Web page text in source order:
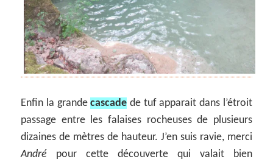
Enfin la grandecascade de tuf apparait dans l’étroit
passage entre les falaises rocheuses de plusieurs
dizaines de mètres de hauteur. J’en suis ravie, merci
André pour cette découverte qui valait bien